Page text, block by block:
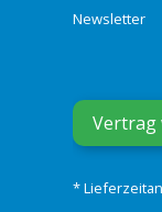
Newsletter
Vertrag
*